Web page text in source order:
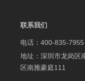
联系我们
电话：400-835-7955
地址：深圳市龙岗区
区南雅豪庭111